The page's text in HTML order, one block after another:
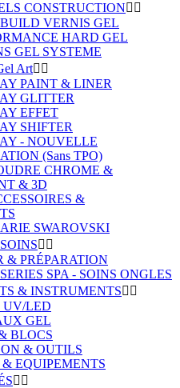
CONSTRUCTION 
VERNIS GEL
HARD GEL
GEL SYSTEME
Art 
PAINT & LINER
GLITTER
EFFET
SHIFTER
- NOUVELLE
(Sans TPO)
CHROME &
& 3D
&
SWAROVSKI
 
& PRÉPARATION
SPA - SOINS ONGLES
& INSTRUMENTS 
UV/LED
GEL
BLOCS
& OUTILS
EQUIPEMENTS
 